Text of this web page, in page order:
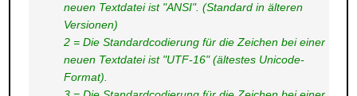
neuen Textdatei ist "ANSI". (Standard in älteren
Versionen)
2 = Die Standardcodierung für die Zeichen bei einer
neuen Textdatei ist "UTF-16" (ältestes Unicode-
Format).